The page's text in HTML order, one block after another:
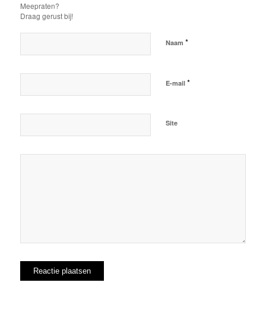
Meepraten?
Draag gerust bij!
Naam *
E-mail *
Site